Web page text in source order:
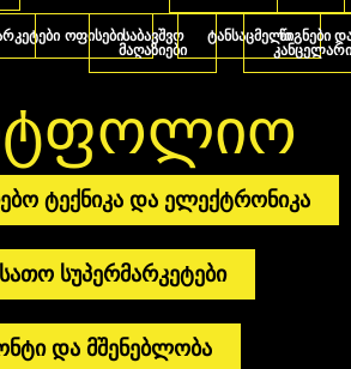
ოფისებისაბავშვო
მაღაზიები
ტანსაცმელიწიგნები
ტექნიკა და ელექტრონიკა
სუპერმარკეტები
და მშენებლობა